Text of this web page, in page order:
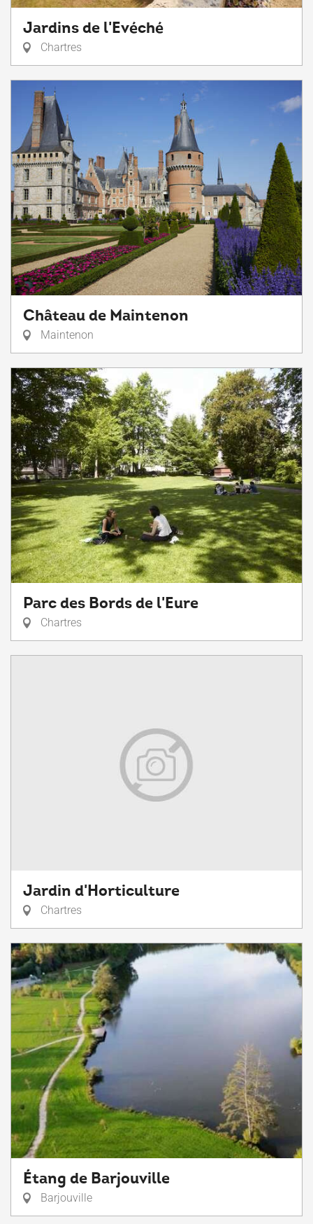
Jardins de l'Evéché
Chartres
Château de Maintenon
Maintenon
Parc des Bords de l'Eure
Chartres
Jardin d'Horticulture
Chartres
Étang de Barjouville
Barjouville